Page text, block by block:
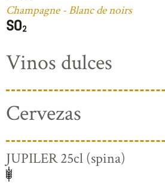
Champagne - Blanc de noirs
Vinos dulces
Cervezas
JUPILER 25cl (spina)